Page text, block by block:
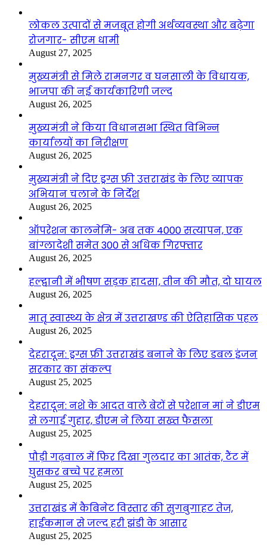
लोकल उत्पादों से मजबूत होगी अर्थव्यवस्था और बढ़ेगा
रोजगार- सीएम धामी
August 27, 2025
मुख्यमंत्री से मिले रामनगर व घनसाली के विधायक,
भाजपा की नई कार्यकारिणी जल्द
August 26, 2025
मुख्यमंत्री ने किया विधानसभा स्थित विभिन्न
कार्यालयों का निरीक्षण
August 26, 2025
मुख्यमंत्री ने दिए ड्रग्स फ्री उत्तराखंड के लिए व्यापक
अभियान चलाने के निर्देश
August 26, 2025
ऑपरेशन कालनेमि- अब तक 4000 सत्यापन, एक
बांग्लादेशी समेत 300 से अधिक गिरफ्तार
August 26, 2025
हल्द्वानी में भीषण सड़क हादसा, तीन की मौत, दो घायल
August 26, 2025
मातृ स्वास्थ्य के क्षेत्र में उत्तराखण्ड की ऐतिहासिक पहल
August 26, 2025
देहरादून: ड्रग्स फ्री उत्तराखंड बनाने के लिए डबल इंजन
सरकार का संकल्प
August 25, 2025
देहरादून: नशे के आदत वाले बेटों से परेशान मां ने डीएम
से लगाई गुहार, डीएम ने लिया सख्त फैसला
August 25, 2025
पौड़ी गढ़वाल में फिर दिखा गुलदार का आतंक, टैंट में
घुसकर बच्चे पर हमला
August 25, 2025
उत्तराखंड में कैबिनेट विस्तार की सुगबुगाहट तेज,
हाईकमान से जल्द हरी झंडी के आसार
August 25, 2025